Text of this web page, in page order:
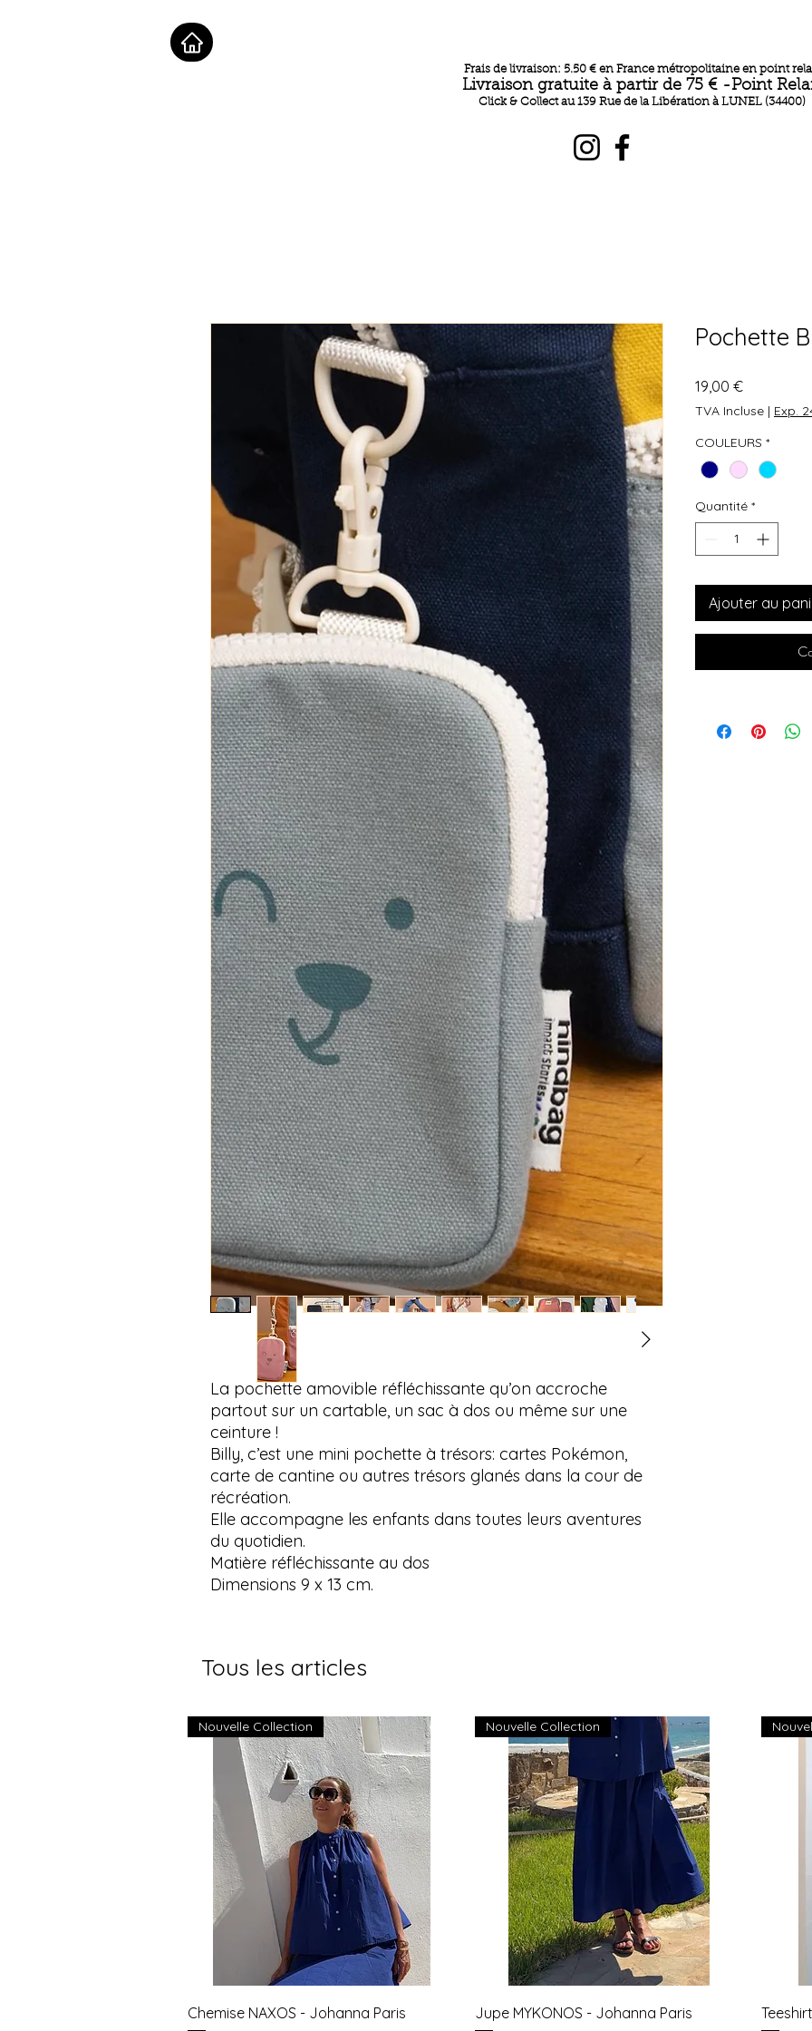
Frais de livraison: 5.50 € en France métropolitaine en point
Livraison gratuite à partir de 75 € -Point
Click & Collect au 139 Rue de la Libération à LUNEL (34400)
La pochette amovible réfléchissante qu’on accroche
partout sur un cartable, un sac à dos ou même sur une
ceinture !
Billy, c’est une mini pochette à trésors: cartes Pokémon,
carte de cantine ou autres trésors glanés dans la cour de
récréation.
Elle accompagne les enfants dans toutes leurs aventures
du quotidien.
Matière réfléchissante au dos
Dimensions 9 x 13 cm.
Pochette
19,00 €Prix
TVA Incluse | Exp.
COULEURS *
Quantité *
Ajouter au
Tous les articles
Aperçu rapide
Nouvelle Collection
Chemise NAXOS - Johanna Paris Aperçu rapide
Nouvelle Collection
Jupe MYKONOS - Johanna Paris